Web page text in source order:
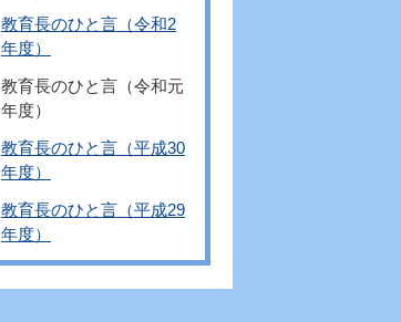
教育長のひと言（令和2
年度）
教育長のひと言（令和元
年度）
教育長のひと言（平成30
年度）
教育長のひと言（平成29
年度）